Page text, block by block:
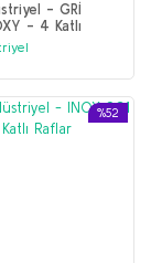
- GRİ
- 4 Katlı
%52